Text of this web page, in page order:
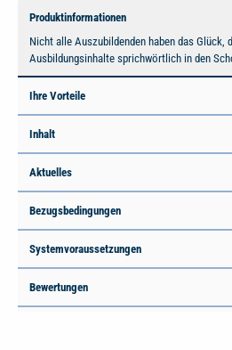
Produktinformationen
Nicht alle Auszubildenden haben das Glück,
Ausbildungsinhalte sprichwörtlich in den
Ihre Vorteile
Inhalt
Aktuelles
Bezugsbedingungen
Systemvoraussetzungen
Bewertungen